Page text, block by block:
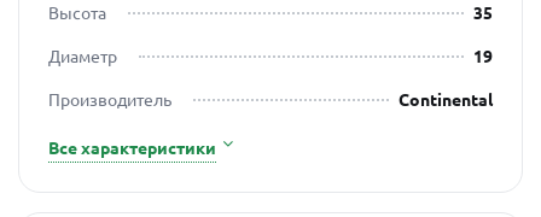
Высота
35
Диаметр
19
Производитель
Continental
Все характеристики